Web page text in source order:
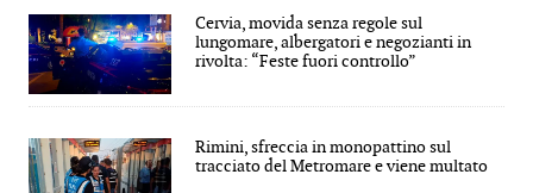
Cervia, movida senza regole sul
lungomare, albergatori e negozianti in
rivolta: “Feste fuori controllo”
Rimini, sfreccia in monopattino sul
tracciato del Metromare e viene multato